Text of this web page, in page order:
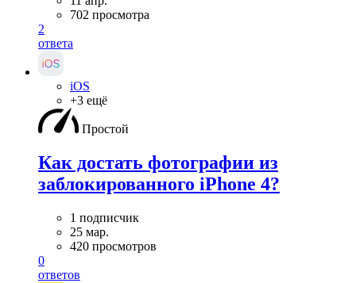
702 просмотра
2
ответа
iOS
+3 ещё
Простой
Как достать фотографии из
заблокированного iPhone 4?
1 подписчик
25 мар.
420 просмотров
0
ответов